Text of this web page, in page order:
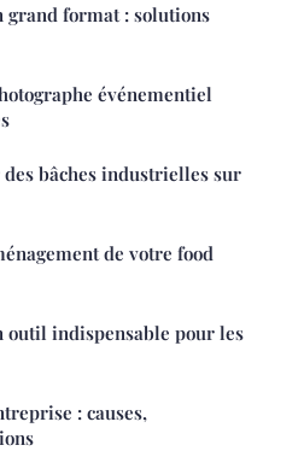
format : solutions
événementiel
bâches industrielles sur
de votre food
outil indispensable pour les
: causes,